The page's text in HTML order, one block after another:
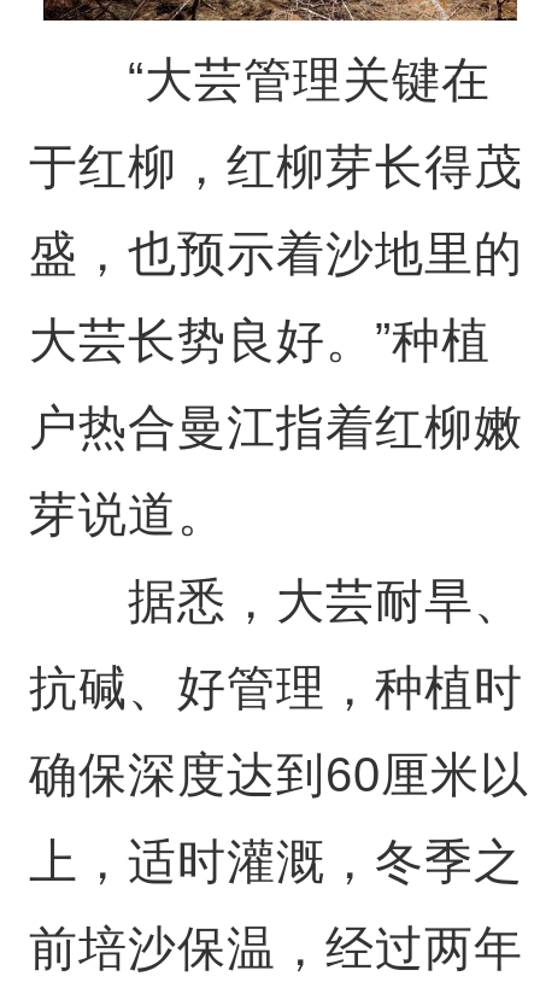
“大芸管理关键在
于红柳，红柳芽长得茂
盛，也预示着沙地里的
大芸长势良好。”种植
户热合曼江指着红柳嫩
芽说道。
据悉，大芸耐旱、
抗碱、好管理，种植时
确保深度达到60厘米以
上，适时灌溉，冬季之
前培沙保温，经过两年